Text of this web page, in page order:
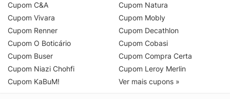
Cupom C&A
Cupom Vivara
Cupom Renner
Cupom O Boticário
Cupom Buser
Cupom Niazi Chohfi
Cupom KaBuM!
Cupom Natura
Cupom Mobly
Cupom Decathlon
Cupom Cobasi
Cupom Compra Certa
Cupom Leroy Merlin
Ver mais cupons »